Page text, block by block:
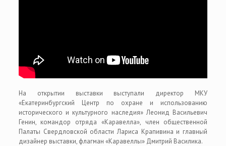
На открытии выставки выступали директор МКУ
«Екатеринбургский Центр по охране и использованию
исторического и культурного наследия» Леонид Васильевич
Генин, командор отряда «Каравелла», член общественной
Палаты Свердловской области Лариса Крапивина и главный
дизайнер выставки, флагман «Каравеллы» Дмитрий Василика.